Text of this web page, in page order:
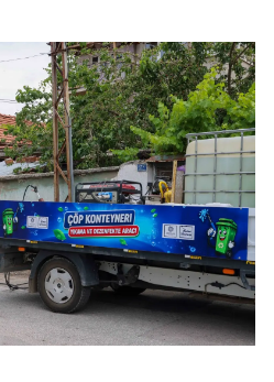
Kocaeli
Konya
Kütahya
Malatya
Manisa
Kahramanmaraş
Mardin